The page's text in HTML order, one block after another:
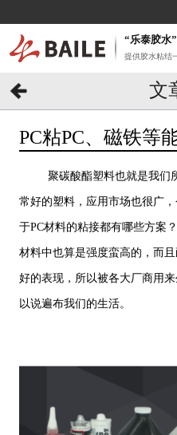
“乐泰胶水
提供胶水粘结
文
PC粘PC、磁铁等
聚碳酸酯塑料也就是我们
常好的塑料，应用市场也很广
于PC材料的粘接都有哪些方案
材料中也算是强度蛮高的，而
好的表现，所以被各大厂商用
以说遍布我们的生活。